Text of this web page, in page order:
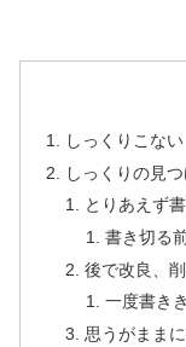
しっくりこない
しっくりの見
とりあえず
書き切る
後で改良、
一度書き
思うがまま